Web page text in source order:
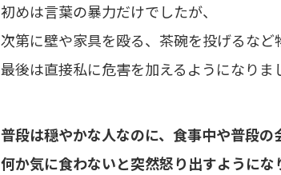
初めは言葉の暴力だけでしたが、
次第に壁や家具を殴る、茶碗を投げるなど
最後は直接私に危害を加えるようになりま
普段は穏やかな人なのに、食事中や普段の
何か気に食わないと突然怒り出すようにな